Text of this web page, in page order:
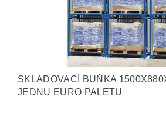
SKLADOVACÍ BUŇKA
JEDNU EURO PALETU